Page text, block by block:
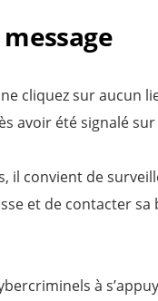
cliquez sur aucun
avoir été signalé
il convient de
et de contacter
à